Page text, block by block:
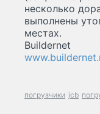
несколько
выполнены
местах.
Buildernet
погрузчики jcb